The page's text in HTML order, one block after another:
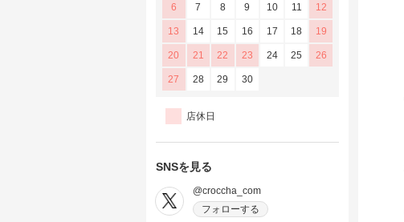
6 7 8 9 10 11 12
13 14 15 16 17 18 19
20 21 22 23 24 25 26
27 28 29 30
店休日
SNSを見る
@croccha_com
フォローする